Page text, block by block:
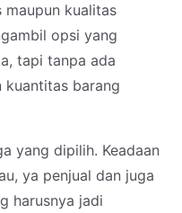
maupun kualitas
opsi yang
tapi tanpa ada
kuantitas barang
yang dipilih. Keadaan
ya penjual dan juga
harusnya jadi